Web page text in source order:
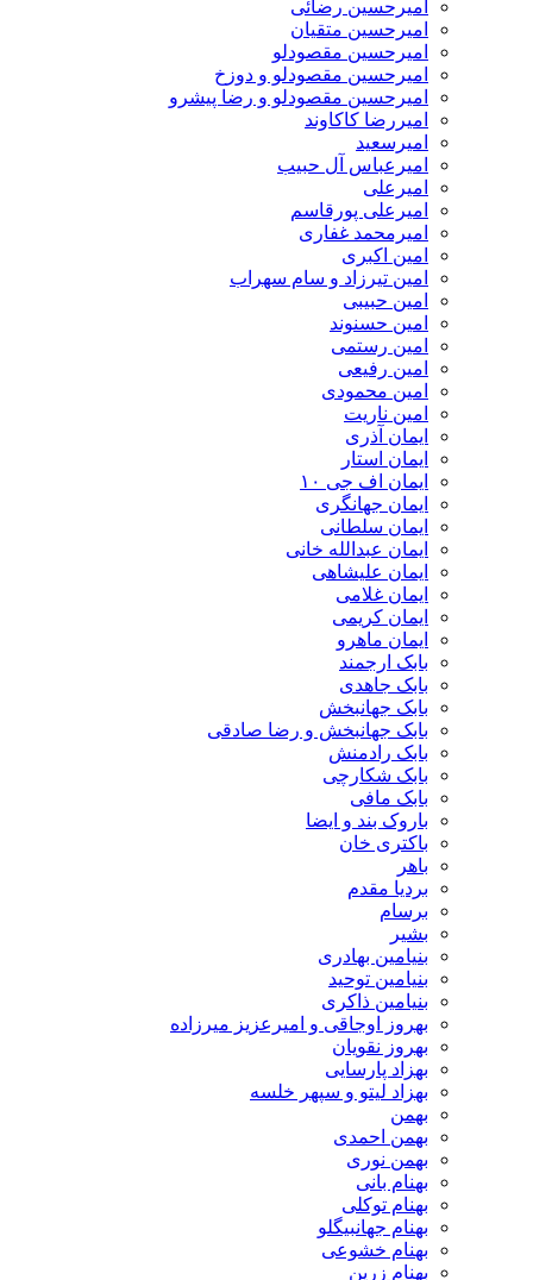
امیرحسین رضائی
امیرحسین متقیان
امیرحسین مقصودلو
امیرحسین مقصودلو و دوزخ
امیرحسین مقصودلو و رضا پیشرو
امیررضا کاکاوند
امیرسعید
امیرعباس آل حبیب
امیرعلی
امیرعلی پورقاسم
امیرمحمد غفاری
امین اکبری
امین تیرزاد و سام سهراب
امین حبیبی
امین حسنوند
امین رستمی
امین رفیعی
امین محمودی
امین ناریت
ایمان آذری
ایمان استار
ایمان اف جی ۱۰
ایمان جهانگری
ایمان سلطانی
ایمان عبدالله خانی
ایمان علیشاهی
ایمان غلامی
ایمان کریمی
ایمان ماهرو
بابک ارجمند
بابک جاهدی
بابک جهانبخش
بابک جهانبخش و رضا صادقی
بابک رادمنش
بابک شکارچی
بابک مافی
باروک بند و ایضا
باکتری خان
باهر
بردیا مقدم
برسام
بشیر
بنیامین بهادری
بنیامین توحید
بنیامین ذاکری
بهروز اوجاقی و امیرعزیز میرزاده
بهروز نقویان
بهزاد پارسایی
بهزاد لیتو و سپهر خلسه
بهمن
بهمن احمدی
بهمن نوری
بهنام بانی
بهنام توکلی
بهنام جهانبیگلو
بهنام خشوعی
بهنام زرین